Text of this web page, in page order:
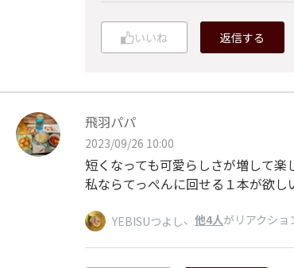
いいね 返信する
飛羽パパ
2023/09/26 10:00
短くなっても可愛らしさが増して楽
私ならてっぺんに回せる１本が欲し
YEBISUつよし、 他4人がリアクショ